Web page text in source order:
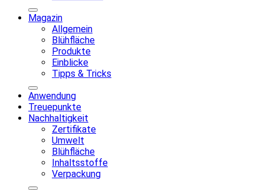
Magazin
Allgemein
Blühfläche
Produkte
Einblicke
Tipps & Tricks
Anwendung
Treuepunkte
Nachhaltigkeit
Zertifikate
Umwelt
Blühfläche
Inhaltsstoffe
Verpackung